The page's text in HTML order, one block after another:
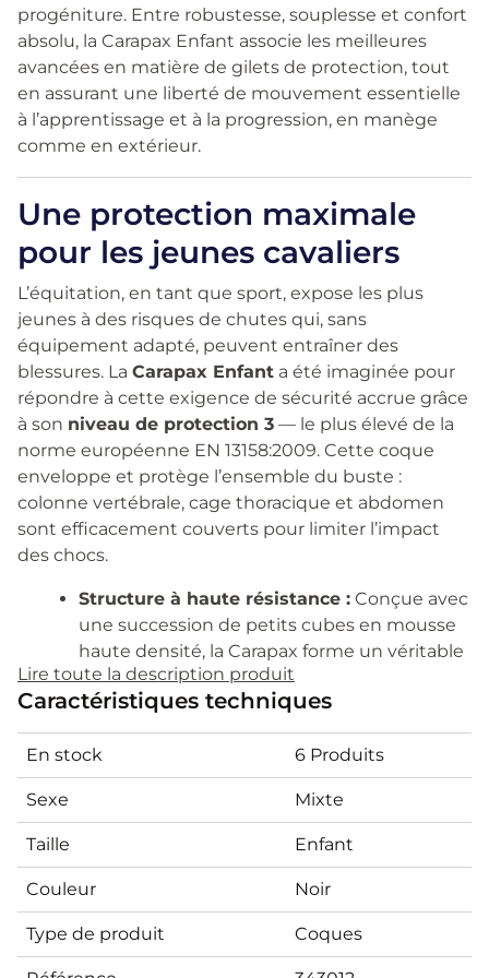
progéniture. Entre robustesse, souplesse et confort
absolu, la Carapax Enfant associe les meilleures
avancées en matière de gilets de protection, tout
en assurant une liberté de mouvement essentielle
à l’apprentissage et à la progression, en manège
comme en extérieur.
Une protection maximale
pour les jeunes cavaliers
L’équitation, en tant que sport, expose les plus
jeunes à des risques de chutes qui, sans
équipement adapté, peuvent entraîner des
blessures. La Carapax Enfant a été imaginée pour
répondre à cette exigence de sécurité accrue grâce
à son niveau de protection 3 — le plus élevé de la
norme européenne EN 13158:2009. Cette coque
enveloppe et protège l’ensemble du buste :
colonne vertébrale, cage thoracique et abdomen
sont efficacement couverts pour limiter l’impact
des chocs.
Structure à haute résistance : Conçue avec
une succession de petits cubes en mousse
haute densité, la Carapax forme un véritable
bouclier protecteur absorbant et
répartissant l’énergie d’un choc, là où les
enfants en ont le plus besoin.
Protection complète du tronc :La coque
recouvre toute la zone thoracique, lombaire,
et la partie avant de l’abdomen, rassurant
parents et enfants face à toutes les
Homologation européenne de niveau 3 :
Gage d’excellence, la Carapax Enfant répond
aux critères les plus stricts de la norme CE-
Lire toute la description produit
Caractéristiques techniques
En stock 6 Produits
Sexe Mixte
Taille Enfant
Couleur Noir
Type de produit Coques